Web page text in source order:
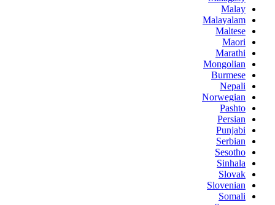
Malay
Malayalam
Maltese
Maori
Marathi
Mongolian
Burmese
Nepali
Norwegian
Pashto
Persian
Punjabi
Serbian
Sesotho
Sinhala
Slovak
Slovenian
Somali